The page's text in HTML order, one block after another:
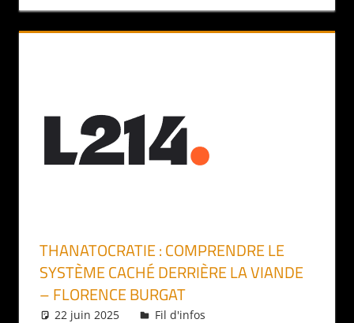
THANATOCRATIE : COMPRENDRE LE
SYSTÈME CACHÉ DERRIÈRE LA VIANDE
– FLORENCE BURGAT
22 juin 2025 Daniel
Fil d'infos